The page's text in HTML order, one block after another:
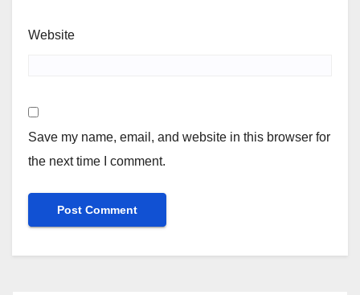
Website
Save my name, email, and website in this browser for
the next time I comment.